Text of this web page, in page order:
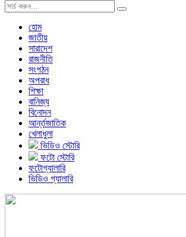
হোম
জাতীয়
সারাদেশ
রাজনীতি
সংগঠন
অপরাধ
শিক্ষা
বানিজ্য
বিনোদন
আর্ন্তজাতিক
খেলাধুলা
ভিডিও স্টোরি
ফটো স্টোরি
ফটোগ্যালারি
ভিডিও গ্যালারি